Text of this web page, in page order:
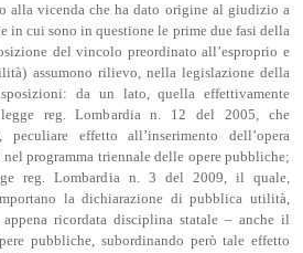
alla vicenda che ha dato origine al giudizio a
in cui sono in questione le prime due fasi della
del vincolo preordinato all’esproprio e
assumono rilievo, nella legislazione della
da un lato, quella effettivamente
legge reg. Lombardia n. 12 del 2005, che
effetto all’inserimento dell’opera
programma triennale delle opere pubbliche;
reg. Lombardia n. 3 del 2009, il quale,
la dichiarazione di pubblica utilità,
ricordata disciplina statale – anche il
pubbliche, subordinando però tale effetto